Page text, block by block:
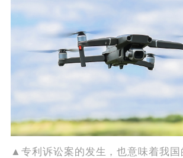
▲专利诉讼案的发生，也意味着我国